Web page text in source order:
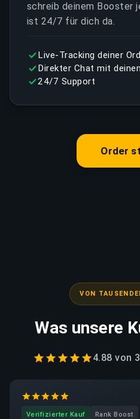
schreib deinem Booster
ist 24/7 für dich da.
Live-Tracking deiner
Direkter Chat mit
24/7 Support
Order
VON
Was unsere
4.88von
Verifizierter Kauf Rank Boost